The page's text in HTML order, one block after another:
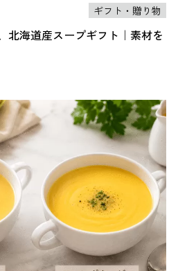
ギフト・贈り物
北海道産スープギフト｜素材を